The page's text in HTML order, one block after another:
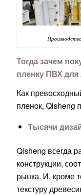
Тогда зачем
пленку ПВХ
Как
пленок, Qisheng
Тысячи
Qisheng всегда
конструкции,
рынка. И, кроме
текстуру